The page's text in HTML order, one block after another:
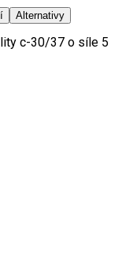
Alternativy
c-30/37 o síle 5